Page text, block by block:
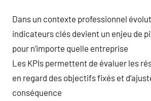
Dans un contexte professionnel
indicateurs clés devient un enjeu de
pour n’importe quelle entreprise
Les KPIs permettent de évaluer les
en regard des objectifs fixés et
conséquence